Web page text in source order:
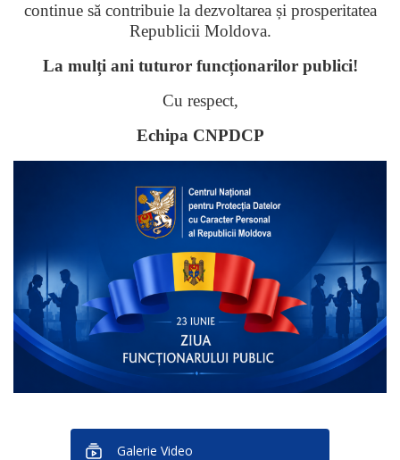
continue să contribuie la dezvoltarea și prosperitatea
Republicii Moldova.
La mulți ani tuturor funcționarilor publici!
Cu respect,
Echipa CNPDCP
Galerie Video